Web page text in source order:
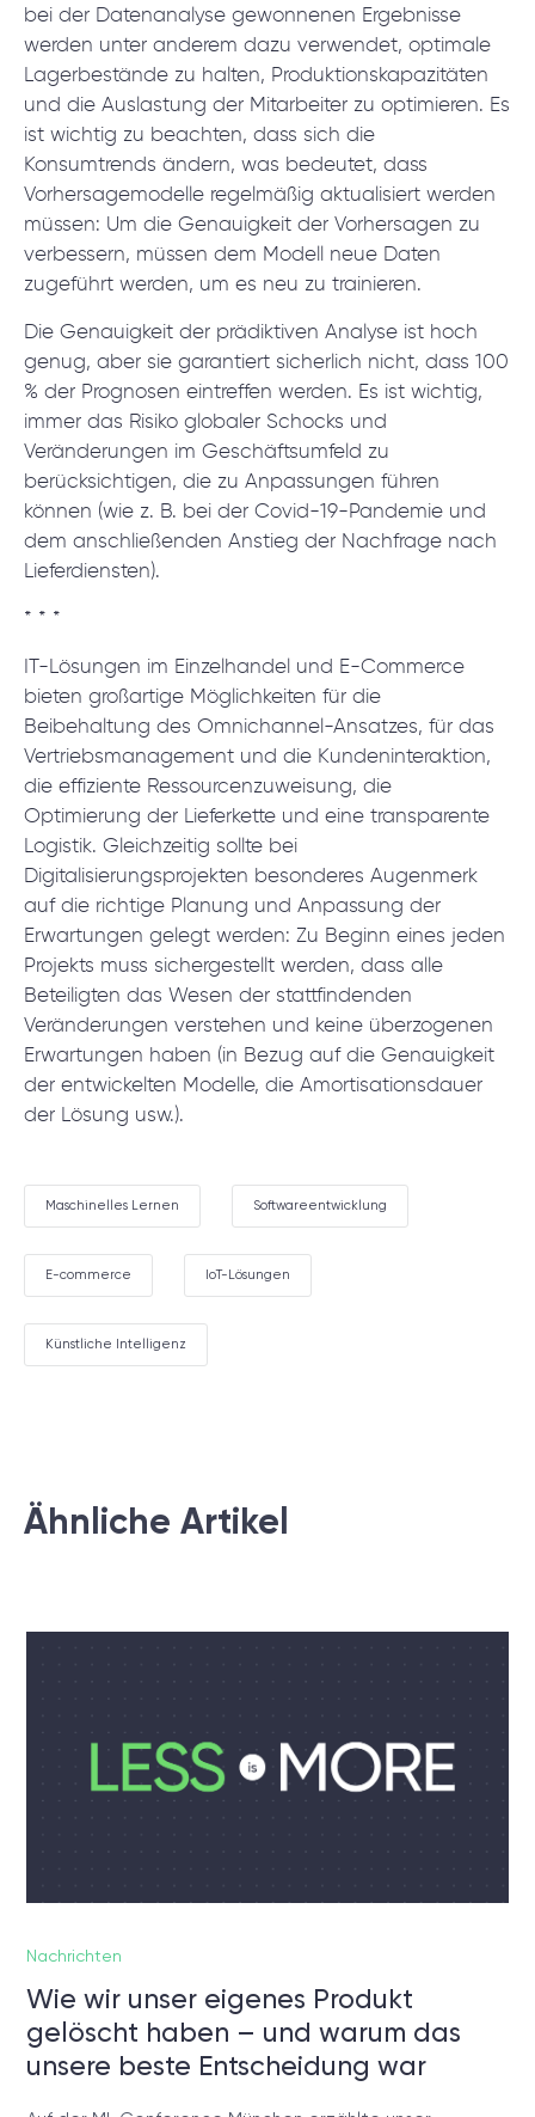
bei der Datenanalyse gewonnenen Ergebnisse
werden unter anderem dazu verwendet, optimale
Lagerbestände zu halten, Produktionskapazitäten
und die Auslastung der Mitarbeiter zu optimieren. Es
ist wichtig zu beachten, dass sich die
Konsumtrends ändern, was bedeutet, dass
Vorhersagemodelle regelmäßig aktualisiert werden
müssen: Um die Genauigkeit der Vorhersagen zu
verbessern, müssen dem Modell neue Daten
zugeführt werden, um es neu zu trainieren.
Die Genauigkeit der prädiktiven Analyse ist hoch
genug, aber sie garantiert sicherlich nicht, dass 100
% der Prognosen eintreffen werden. Es ist wichtig,
immer das Risiko globaler Schocks und
Veränderungen im Geschäftsumfeld zu
berücksichtigen, die zu Anpassungen führen
können (wie z. B. bei der Covid-19-Pandemie und
dem anschließenden Anstieg der Nachfrage nach
Lieferdiensten).
* * *
IT-Lösungen im Einzelhandel und E-Commerce
bieten großartige Möglichkeiten für die
Beibehaltung des Omnichannel-Ansatzes, für das
Vertriebsmanagement und die Kundeninteraktion,
die effiziente Ressourcenzuweisung, die
Optimierung der Lieferkette und eine transparente
Logistik. Gleichzeitig sollte bei
Digitalisierungsprojekten besonderes Augenmerk
auf die richtige Planung und Anpassung der
Erwartungen gelegt werden: Zu Beginn eines jeden
Projekts muss sichergestellt werden, dass alle
Beteiligten das Wesen der stattfindenden
Veränderungen verstehen und keine überzogenen
Erwartungen haben (in Bezug auf die Genauigkeit
der entwickelten Modelle, die Amortisationsdauer
der Lösung usw.).
Maschinelles Lernen Softwareentwicklung
E-commerce IoT-Lösungen
Künstliche Intelligenz
Ähnliche Artikel
Nachrichten
Wie wir unser eigenes Produkt
gelöscht haben – und warum das
unsere beste Entscheidung war